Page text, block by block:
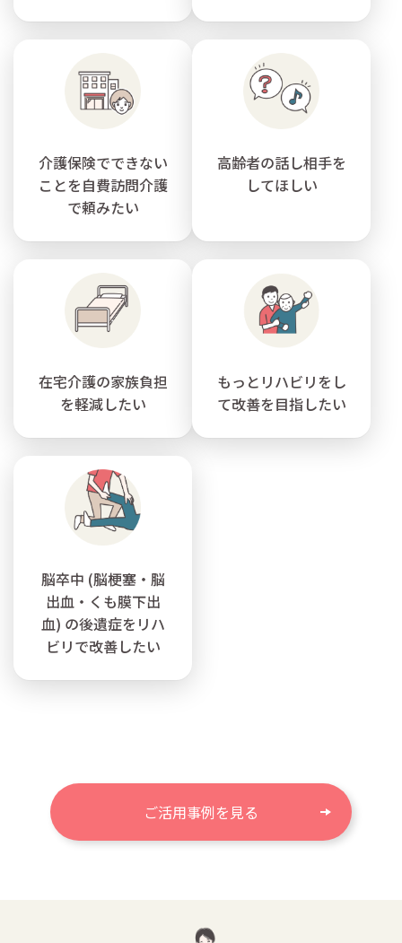
介護保険でできない
ことを自費訪問介護
で頼みたい
高齢者の話し相手を
してほしい
在宅介護の家族負担
を軽減したい
もっとリハビリをし
て改善を目指したい
脳卒中 (脳梗塞・脳
出血・くも膜下出
血) の後遺症をリハ
ビリで改善したい
ご活用事例を見る